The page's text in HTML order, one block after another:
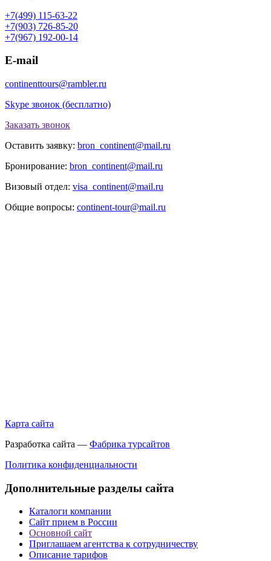
+7(499) 115-63-22
+7(903) 726-85-20
+7(967) 192-00-14
E-mail
continenttours@rambler.ru
Skype звонок (бесплатно)
Заказать звонок
Оставить заявку: bron_continent@mail.ru
Бронирование: bron_continent@mail.ru
Визовый отдел: visa_continent@mail.ru
Общие вопросы: continent-tour@mail.ru
Карта сайта
Разработка сайта — Фабрика турсайтов
Политика конфиденциальности
Дополнительные разделы сайта
Каталоги компании
Сайт прием в России
Основной сайт
Приглашаем агентства к сотрудничеству
Описание тарифов